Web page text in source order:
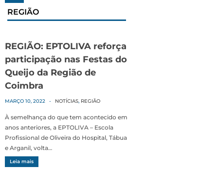
REGIÃO
REGIÃO: EPTOLIVA reforça
participação nas Festas do
Queijo da Região de
Coimbra
MARÇO 10, 2022 - NOTÍCIAS, REGIÃO
À semelhança do que tem acontecido em
anos anteriores, a EPTOLIVA – Escola
Profissional de Oliveira do Hospital, Tábua
e Arganil, volta…
Leia mais